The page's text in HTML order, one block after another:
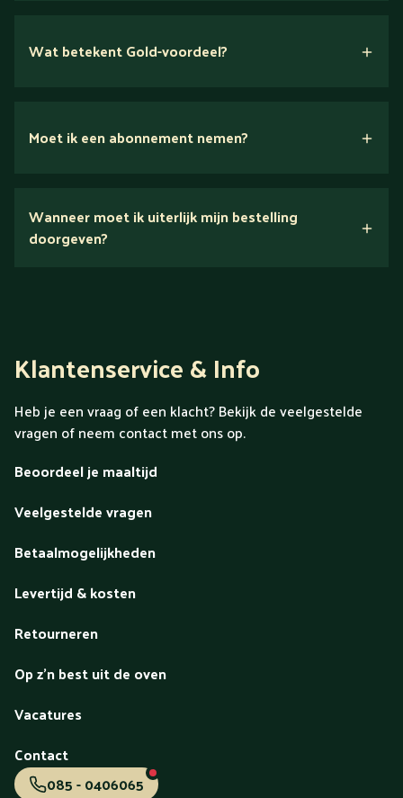
Wat betekent Gold-voordeel?
Ontdek alles over Gold
Moet ik een abonnement nemen?
Wanneer moet ik uiterlijk mijn bestelling
doorgeven?
Klantenservice & Info
Heb je een vraag of een klacht? Bekijk de veelgestelde
vragen of neem contact met ons op.
Beoordeel je maaltijd
Veelgestelde vragen
Betaalmogelijkheden
Levertijd & kosten
Retourneren
Op z'n best uit de oven
Vacatures
Contact
085 - 0406065